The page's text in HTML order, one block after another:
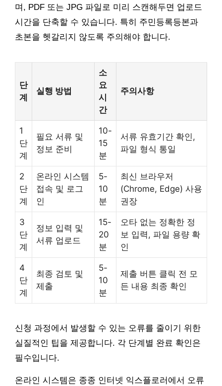
며, PDF 또는 JPG 파일로 미리 스캔해두면 업로드
시간을 단축할 수 있습니다. 특히 주민등록등본과
초본을 헷갈리지 않도록 주의해야 합니다.
단
계
실행 방법
소
요
시
간
주의사항
1
단
계
필요 서류 및
정보 준비
10-
15
분
서류 유효기간 확인,
파일 형식 통일
2
단
계
온라인 시스템
접속 및 로그
인
5-
10
분
최신 브라우저
(Chrome, Edge) 사용
권장
3
단
계
정보 입력 및
서류 업로드
15-
20
분
오타 없는 정확한 정
보 입력, 파일 용량 확
인
4
단
계
최종 검토 및
제출
5-
10
분
제출 버튼 클릭 전 모
든 내용 최종 확인
신청 과정에서 발생할 수 있는 오류를 줄이기 위한
실질적인 팁을 제공합니다. 각 단계별 완료 확인은
필수입니다.
온라인 시스템은 종종 인터넷 익스플로러에서 오류